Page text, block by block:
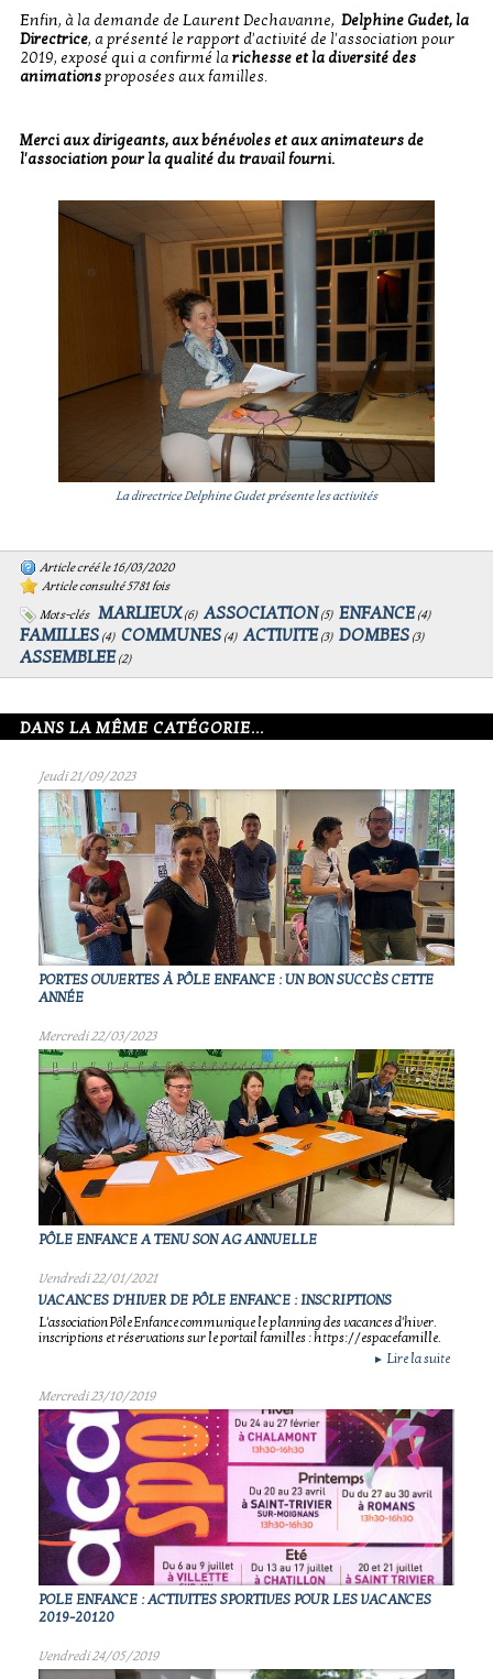
Enfin, à la demande de Laurent Dechavanne, Delphine Gudet, la
Directrice, a présenté le rapport d'activité de l'association pour
2019, exposé qui a confirmé larichesse et la diversité des
animationsproposées aux familles.
Merci aux dirigeants, aux bénévoles et aux animateurs de
l'association pour la qualité du travail fourni.
La directrice Delphine Gudet présente les activités
Article créé le 16/03/2020
Article consulté 5781 fois
Mots-clés
MARLIEUX(6) ASSOCIATION (5) ENFANCE (4)
FAMILLES (4) COMMUNES (4) ACTIVITE (3) DOMBES (3)
ASSEMBLEE (2)
DANS LA MÊME CATÉGORIE...
Jeudi 21/09/2023
PORTES OUVERTES À PÔLE ENFANCE : UN BON SUCCÈS CETTE
ANNÉE
Mercredi 22/03/2023
PÔLE ENFANCE A TENU SON AG ANNUELLE
Vendredi 22/01/2021
VACANCES D'HIVER DE PÔLE ENFANCE : INSCRIPTIONS
L'association Pôle Enfance communique le planning des vacances d'hiver.
inscriptions et réservations sur le portail familles : https://espacefamille.
► Lire la suite
Mercredi 23/10/2019
POLE ENFANCE : ACTIVITES SPORTIVES POUR LES VACANCES
2019-20120
Vendredi 24/05/2019